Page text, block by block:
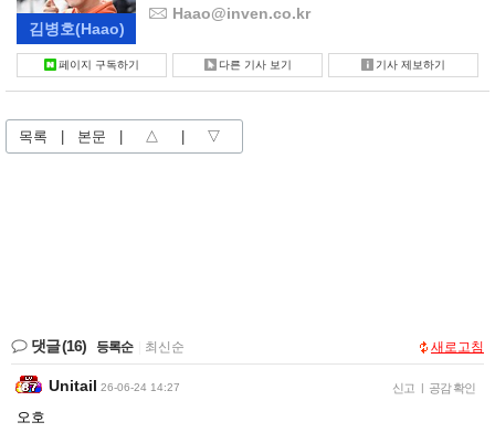
김병호(Haao)
Haao@inven.co.kr
페이지 구독하기 다른 기사 보기 기사 제보하기
목록 | 본문 | △ | ▽
댓글(16) 등록순 최신순 새로고침
Unitail 26-06-24 14:27 신고 | 공감 확인
오호